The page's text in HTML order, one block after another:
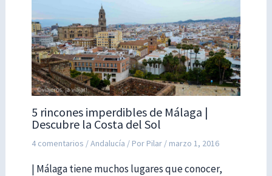
5 rincones imperdibles de Málaga |
Descubre la Costa del Sol
4 comentarios /Andalucía / Por Pilar / marzo 1, 2016
| Málaga tiene muchos lugares que conocer,